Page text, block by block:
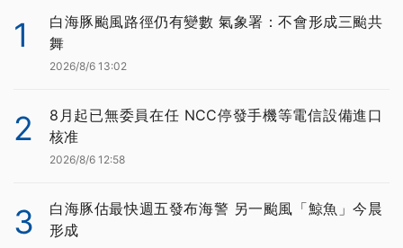
1
白海豚颱風路徑仍有變數 氣象署：不會形成三颱共
舞
2026/8/6 13:02
2
8月起已無委員在任 NCC停發手機等電信設備進口
核准
2026/8/6 12:58
3
白海豚估最快週五發布海警 另一颱風「鯨魚」今晨
形成